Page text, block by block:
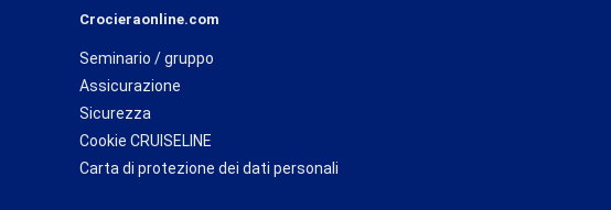
Crocieraonline.com
Seminario / gruppo
Assicurazione
Sicurezza
Cookie CRUISELINE
Carta di protezione dei dati personali